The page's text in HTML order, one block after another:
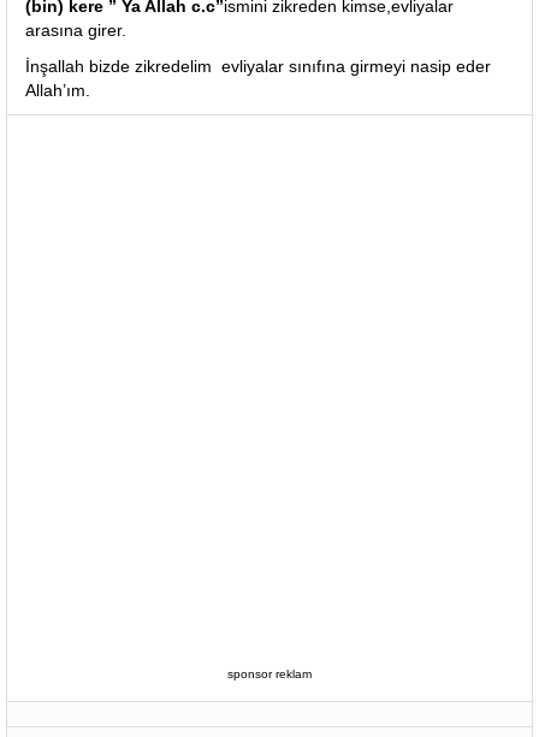
(bin) kere ” Ya Allah c.c”ismini zikreden kimse,evliyalar
arasına girer.
İnşallah bizde zikredelim evliyalar sınıfına girmeyi nasip eder
Allah’ım.
sponsor reklam